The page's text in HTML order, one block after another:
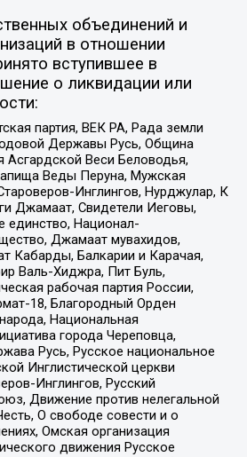
объединений и
в отношении
вступившее в
о ликвидации или
партия, ВЕК РА, Рада земли
Державы Русь, Община
Асгардской Веси Беловодья,
Веды Перуна, Мужская
Инглингов, Нурджулар, К
Джамаат, Свидетели Иеговы,
единство, Национал-
Джамаат мувахидов,
Кабарды, Балкарии и Карачая,
Валь-Хиджра, Пит Буль,
рабочая партия России,
18, Благородный Орден
Национальная
города Череповца,
Русь, Русское национальное
Инглистической церкви
Инглингов, Русский
Движение против нелегальной
О свободе совести и о
Омская организация
движения Русское